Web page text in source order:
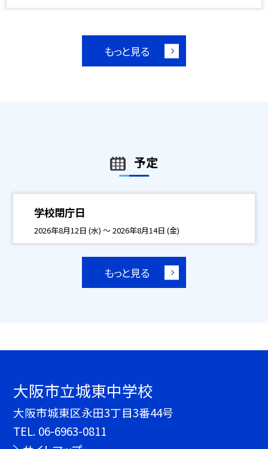
もっと見る
予定
学校閉庁日
2026年8月12日 (水) ～ 2026年8月14日 (金)
もっと見る
大阪市立城東中学校
大阪市城東区永田3丁目3番44号
TEL. 06-6963-0811